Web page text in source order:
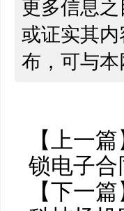
更多信息
或证实其
布，可与
【上一篇
锁电子合
【下一篇